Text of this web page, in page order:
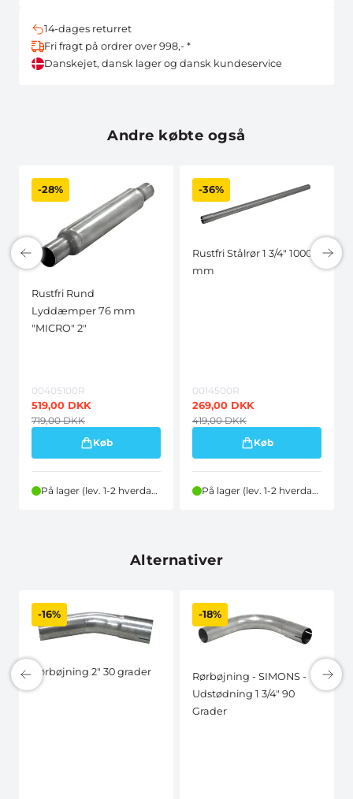
14-dages returret
Fri fragt på ordrer over 998,- *
Danskejet, dansk lager og dansk kundeservice
Andre købte også
-28%
Rustfri Rund
Lyddæmper 76 mm
"MICRO" 2"
00405100R
519,00 DKK
719,00DKK
Køb
På lager (lev. 1-2 hverdage)
-36%
Rustfri Stålrør 1 3/4" 1000
mm
0014500R
269,00 DKK
419,00DKK
Køb
På lager (lev. 1-2 hverdage)
Alternativer
-16%
Rørbøjning 2" 30 grader
-18%
Rørbøjning - SIMONS -
Udstødning 1 3/4" 90
Grader